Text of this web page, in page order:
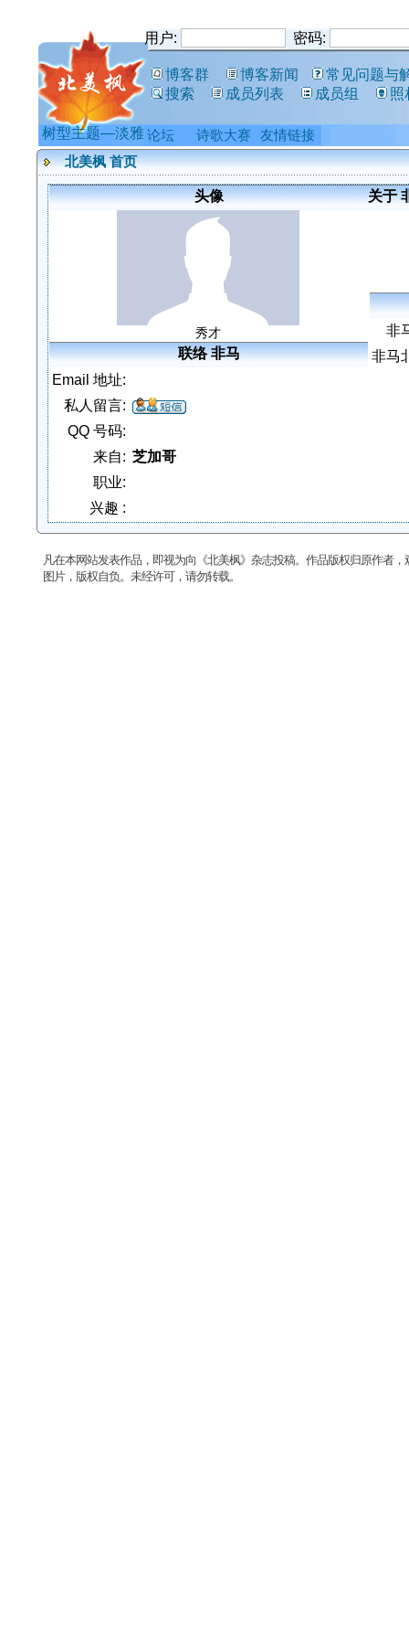
用户: 密码:
博客群 博客新闻
常见问题与
搜索
成员列表 成员组 照
树型主题—淡雅
北美枫 首页
头像 关于
秀才
非
非马
联络 非马
Email 地址:
私人留言:
QQ 号码:
来自: 芝加哥
职业:
兴趣 :
凡在本网站发表作品，即视为向《北美枫》杂志投稿。作品版权归原作者
图片，版权自负。未经许可，请勿转载。
论坛 诗歌大赛 友情链接